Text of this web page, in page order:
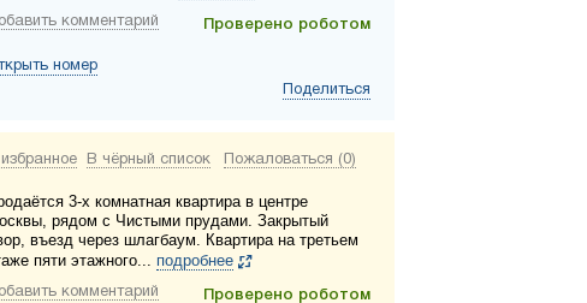
Проверено роботом
комментарий
номер
Поделиться
В чёрный список Пожаловаться (0)
3-х комнатная квартира в центре
рядом с Чистыми прудами. Закрытый
въезд через шлагбаум. Квартира на третьем
пяти этажного... подробнее
Проверено роботом
комментарий